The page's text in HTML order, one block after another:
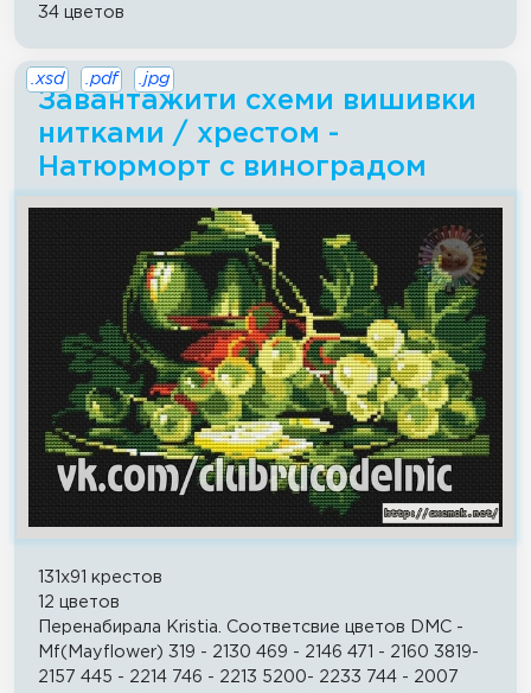
34 цветов
Завантажити схеми вишивки
нитками / хрестом -
Натюрморт с виноградом
.xsd .pdf .jpg
131x91 крестов
12 цветов
Перенабирала Kristia. Соответсвие цветов DMC -
Mf(Mayflower) 319 - 2130 469 - 2146 471 - 2160 3819-
2157 445 - 2214 746 - 2213 5200- 2233 744 - 2007